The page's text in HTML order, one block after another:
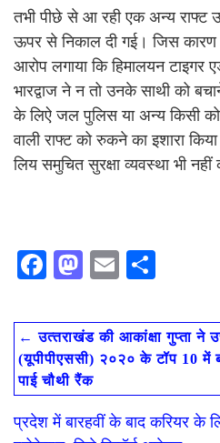
तभी पीछे से आ रही एक अन्य राफ्ट
ऊपर से निकाल दी गई। जिस
आरोप लगाया कि हिमालयन टाइगर
भारद्वाज ने न तो उनके साथी को
के लिऐ जल पुलिस या अन्य किसी
वाली राफ्ट को रुकने का इशारा
लिय समुचित सुरक्षा व्यवस्था भी नहीं
F
e
b
o
o
M
to
d
o
n
E
ai
l
ar
e
← उत्‍तराखंड की आकांक्षा गुप्ता ने
(यूपीपीएससी) २०२० के टॉप 10
पाई चौथी रैंक
प्रदेश में बारहवीं के बाद करियर के